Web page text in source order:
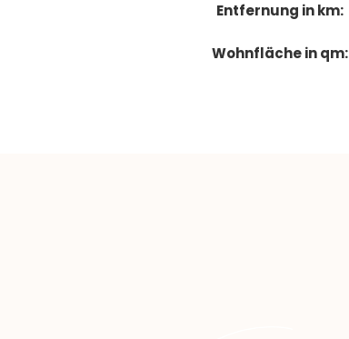
Entfernung in km:
Wohnfläche in qm: